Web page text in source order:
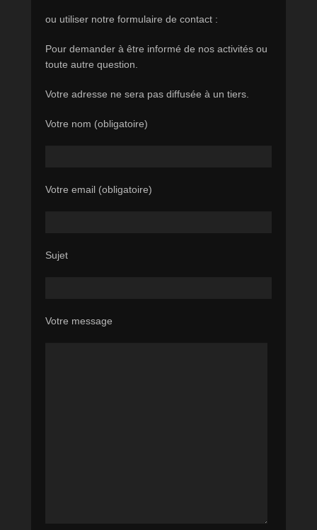
ou utiliser notre formulaire de contact :
Pour demander à être informé de nos activités ou
toute autre question.
Votre adresse ne sera pas diffusée à un tiers.
Votre nom (obligatoire)
Votre email (obligatoire)
Sujet
Votre message